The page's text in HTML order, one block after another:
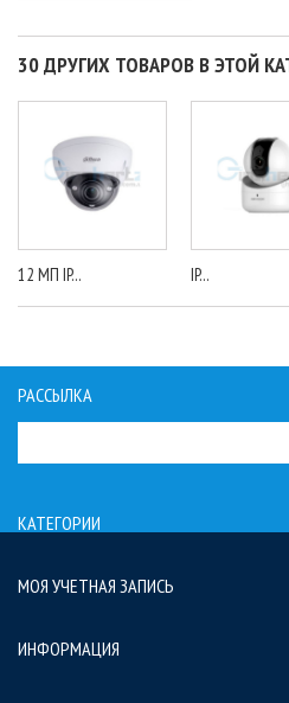
30 ДРУГИХ ТОВАРОВ В ЭТОЙ
12 МП IP... IP...
РАССЫЛКА
КАТЕГОРИИ
МОЯ УЧЕТНАЯ ЗАПИСЬ
ИНФОРМАЦИЯ